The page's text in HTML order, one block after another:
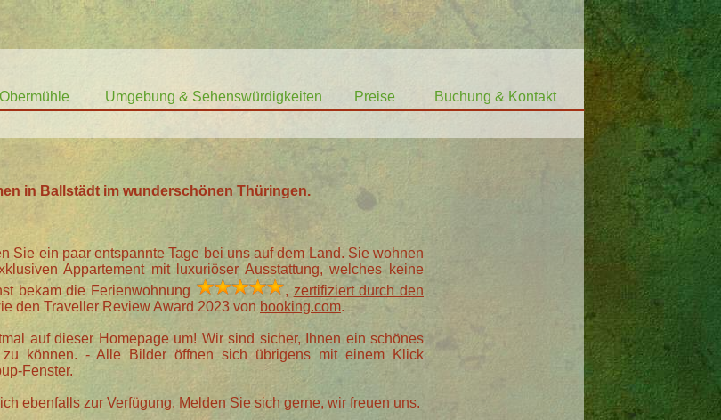
Umgebung & Sehenswürdigkeiten Preise Buchung & Kontakt
in Ballstädt im wunderschönen Thüringen.
Sie ein paar entspannte Tage bei uns auf dem Land. Sie wohnen
Appartement mit luxuriöser Ausstattung, welches keine
bekam die Ferienwohnung
, zertifiziert durch den
den Traveller Review Award 2023 von booking.com.
auf dieser Homepage um! Wir sind sicher, Ihnen ein schönes
können. - Alle Bilder öffnen sich übrigens mit einem Klick
Fenster.
ebenfalls zur Verfügung. Melden Sie sich gerne, wir freuen uns.